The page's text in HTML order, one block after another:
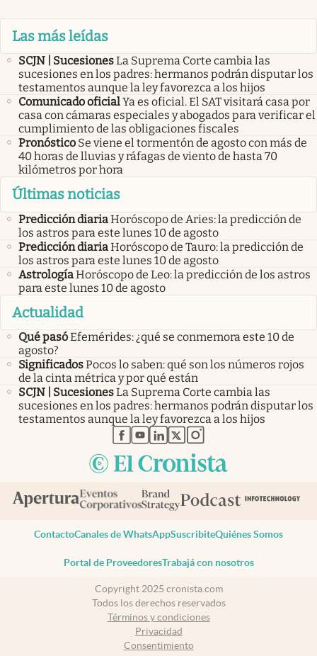
Las más leídas
SCJN | SucesionesLa Suprema Corte cambia las
sucesiones en los padres: hermanos podrán disputar los
testamentos aunque la ley favorezca a los hijos
Comunicado oficialYa es oficial. El SAT visitará casa por
casa con cámaras especiales y abogados para verificar el
cumplimiento de las obligaciones fiscales
Pronóstico Se viene el tormentón de agosto con más de
40 horas de lluvias y ráfagas de viento de hasta 70
kilómetros por hora
Últimas noticias
Predicción diariaHoróscopo de Aries: la predicción de
los astros para este lunes 10 de agosto
Predicción diariaHoróscopo de Tauro: la predicción de
los astros para este lunes 10 de agosto
AstrologíaHoróscopo de Leo: la predicción de los astros
para este lunes 10 de agosto
Actualidad
Qué pasóEfemérides: ¿qué se conmemora este 10 de
agosto?
SignificadosPocos lo saben: qué son los números rojos
de la cinta métrica y por qué están
SCJN | SucesionesLa Suprema Corte cambia las
sucesiones en los padres: hermanos podrán disputar los
testamentos aunque la ley favorezca a los hijos
abre en nueva pestaña
abre en nueva pestaña
abre en nueva pestaña
abre en nueva pestaña
abre en nueva pestaña
ContactoCanales de WhatsAppSuscribiteQuiénes Somos
Portal de ProveedoresTrabajá con nosotros
Copyright 2025 cronista.com
Todos los derechos reservados
Términos y condiciones
Privacidad
Consentimiento